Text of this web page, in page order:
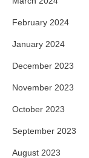
February 2024
January 2024
December 2023
November 2023
October 2023
September 2023
August 2023